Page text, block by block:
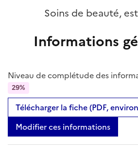
Soins de beauté,
Informations
Niveau de complétude des
29%
Télécharger la fiche (PDF,
Modifier ces informations